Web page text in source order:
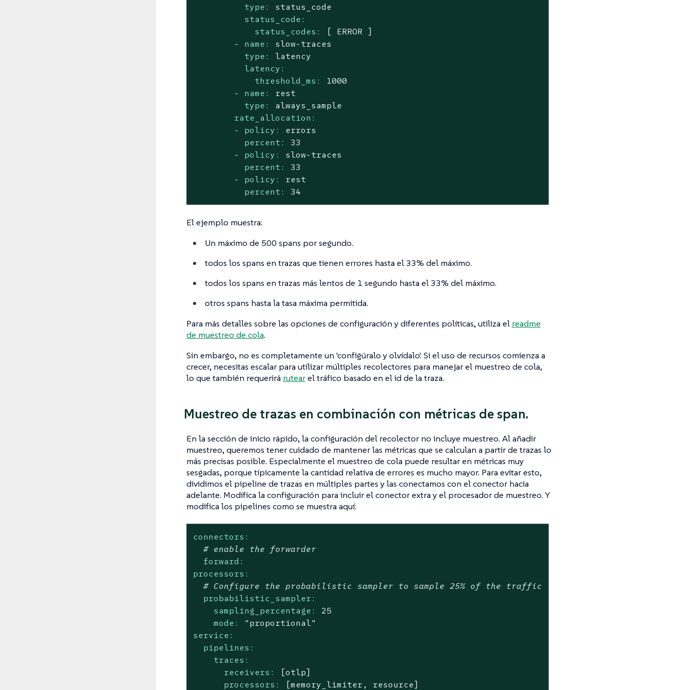
type:
status_code
status_code:
status_codes:
[ ERROR ]
-
name:
slow-traces
type:
latency
latency:
threshold_ms:
1000
-
name:
rest
type:
always_sample
rate_allocation:
-
policy:
errors
percent:
33
-
policy:
slow-traces
percent:
33
-
policy:
rest
percent:
34
El ejemplo muestra:
Un máximo de 500 spans por segundo.
todos los spans en trazas que tienen errores hasta el 33% del máximo.
todos los spans en trazas más lentos de 1 segundo hasta el 33% del máximo.
otros spans hasta la tasa máxima permitida.
Para más detalles sobre las opciones de configuración y diferentes políticas, utiliza el readme
de muestreo de cola.
Sin embargo, no es completamente un 'configúralo y olvídalo'. Si el uso de recursos comienza a
crecer, necesitas escalar para utilizar múltiples recolectores para manejar el muestreo de cola,
lo que también requerirá rutearel tráfico basado en el id de la traza.
Muestreo de trazas en combinación con métricas de span.
En la sección de inicio rápido, la configuración del recolector no incluye muestreo. Al añadir
muestreo, queremos tener cuidado de mantener las métricas que se calculan a partir de trazas lo
más precisas posible. Especialmente el muestreo de cola puede resultar en métricas muy
sesgadas, porque típicamente la cantidad relativa de errores es mucho mayor. Para evitar esto,
dividimos el pipeline de trazas en múltiples partes y las conectamos con el conector hacia
adelante. Modifica la configuración para incluir el conector extra y el procesador de muestreo. Y
modifica los pipelines como se muestra aquí:
connectors:
# enable the forwarder
forward:
processors:
# Configure the probabilistic sampler to sample 25% of the traffic
probabilistic_sampler:
sampling_percentage:
25
mode:
"proportional"
service:
pipelines:
traces:
receivers:
[otlp]
processors:
[memory_limiter, resource]